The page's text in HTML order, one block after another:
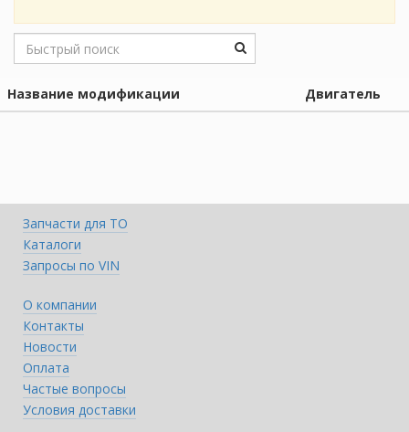
Название модификации Двигатель
Запчасти для ТО
Каталоги
Запросы по VIN
О компании
Контакты
Новости
Оплата
Частые вопросы
Условия доставки